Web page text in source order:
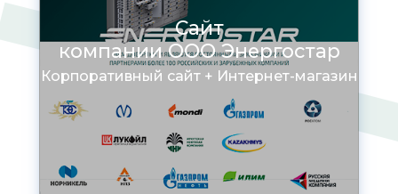
Сайт
компании OOO Энергостар
Корпоративный сайт + Интернет-магазин